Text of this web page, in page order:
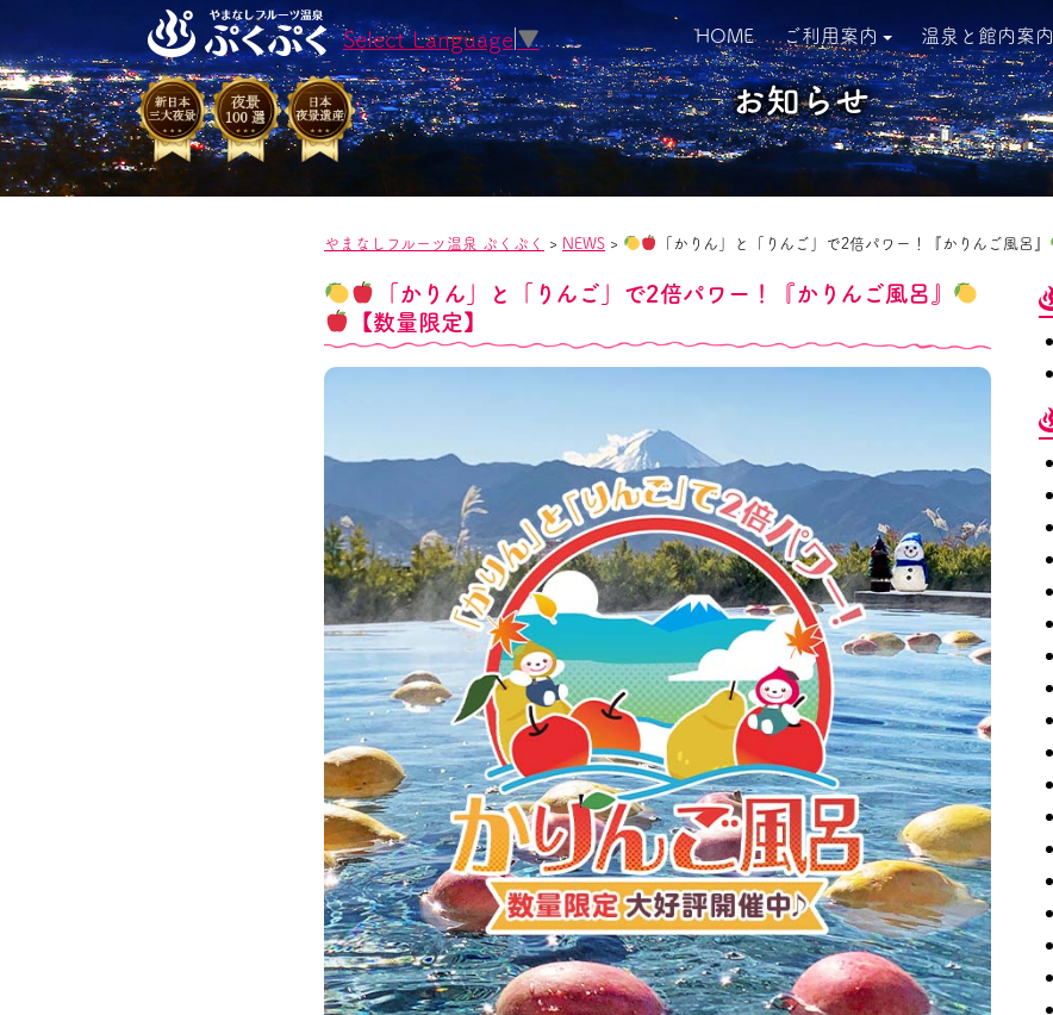
HOME ご利用案内 温泉と館内案内
Select Language ▼
お知らせ
やまなしフルーツ温泉 ぷくぷく > NEWS > 「かりん」と「りんご」で2倍パワー！『かりんご風呂』
「かりん」と「りんご」で2倍パワー！『かりんご風呂』
【数量限定】